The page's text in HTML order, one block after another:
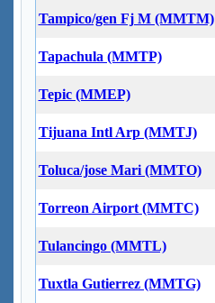
Tampico/gen Fj M (MMTM)
Tapachula (MMTP)
Tepic (MMEP)
Tijuana Intl Arp (MMTJ)
Toluca/jose Mari (MMTO)
Torreon Airport (MMTC)
Tulancingo (MMTL)
Tuxtla Gutierrez (MMTG)